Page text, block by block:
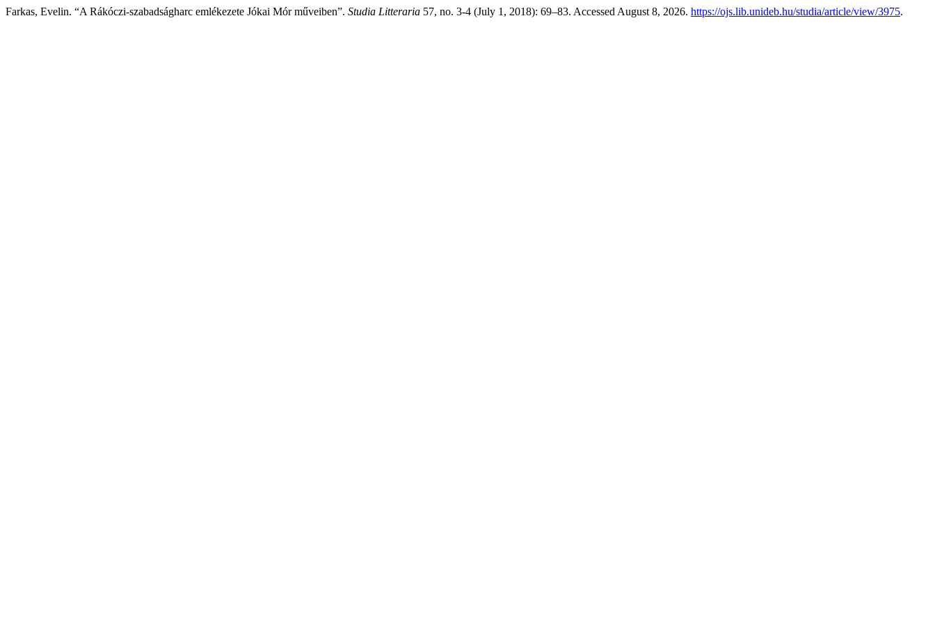
Farkas, Evelin. “A Rákóczi-szabadságharc emlékezete Jókai Mór műveiben”. Studia Litteraria 57, no. 3-4 (July 1, 2018): 69–83. Accessed August 8, 2026. https://ojs.lib.unideb.hu/studia/article/view/3975.